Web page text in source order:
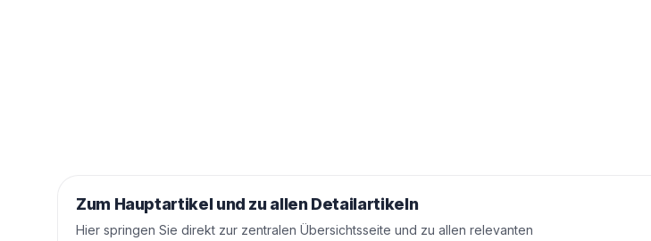
Zum Hauptartikel und zu allen Detailartikeln
Hier springen Sie direkt zur zentralen Übersichtsseite und zu allen relevanten